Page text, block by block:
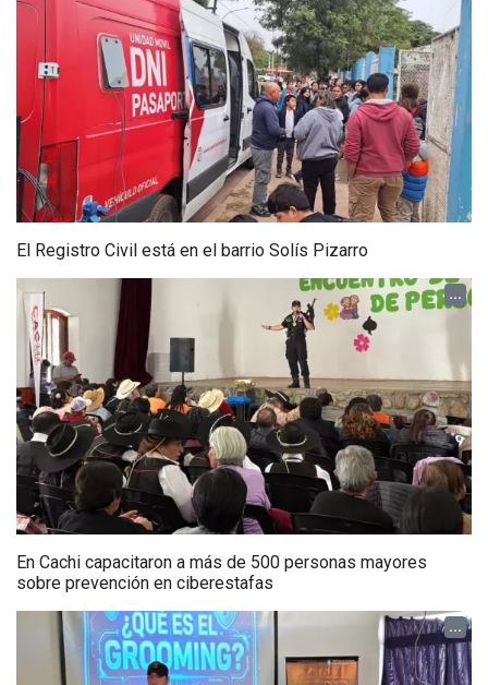
El Registro Civil está en el barrio Solís Pizarro
...
En Cachi capacitaron a más de 500 personas mayores
sobre prevención en ciberestafas
...